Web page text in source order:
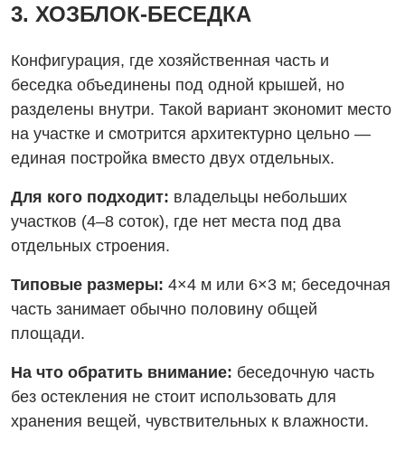
3. ХОЗБЛОК-БЕСЕДКА
Конфигурация, где хозяйственная часть и
беседка объединены под одной крышей, но
разделены внутри. Такой вариант экономит место
на участке и смотрится архитектурно цельно —
единая постройка вместо двух отдельных.
Для кого подходит: владельцы небольших
участков (4–8 соток), где нет места под два
отдельных строения.
Типовые размеры: 4×4 м или 6×3 м; беседочная
часть занимает обычно половину общей
площади.
На что обратить внимание: беседочную часть
без остекления не стоит использовать для
хранения вещей, чувствительных к влажности.